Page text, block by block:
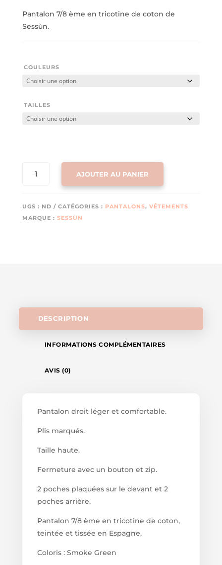
Pantalon 7/8 ème en tricotine de coton de
Sessùn.
COULEURS
TAILLES
AJOUTER AU PANIER
UGS : ND CATÉGORIES : PANTALONS, VÊTEMENTS
MARQUE : SESSÙN
DESCRIPTION
INFORMATIONS COMPLÉMENTAIRES
AVIS (0)
Pantalon droit léger et comfortable.
Plis marqués.
Taille haute.
Fermeture avec un bouton et zip.
2 poches plaquées sur le devant et 2
poches arrière.
Pantalon 7/8 ème en tricotine de coton,
teintée et tissée en Espagne.
Coloris : Smoke Green